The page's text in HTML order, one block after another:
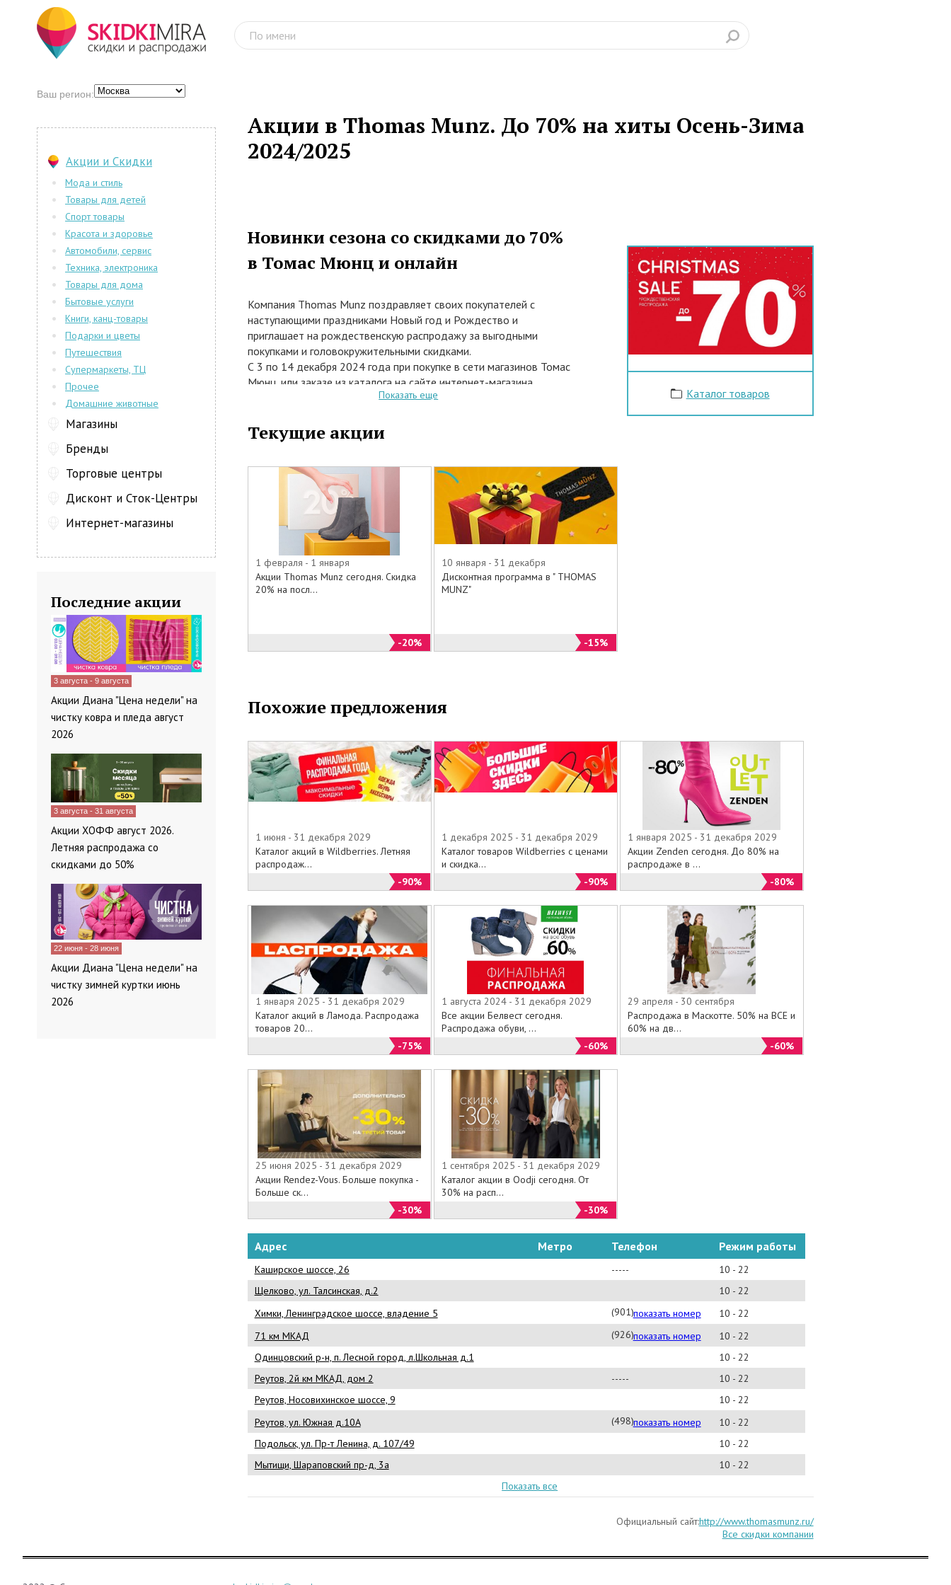
Акции в Thomas Munz. До 70% на хиты Осень-Зима
2024/2025
Каталог товаров
Новинки сезона со скидками до 70%
в Томас Мюнц и онлайн
Компания Thomas Munz поздравляет своих покупателей с
наступающими праздниками Новый год и Рождество и
приглашает на рождественскую распродажу за выгодными
покупками и головокружительными скидками.
С 3 по 14 декабря 2024 года при покупке в сети магазинов Томас
Мюнц, или заказе из каталога на сайте интернет-магазина
thomas-muenz.ru модных новинок мужской и женской
из новых коллекций сезонов Осень-Зима 2024 и 2025 года
предоставляются скидки до 70%.
• Сапоги
• Туфли
• Кроссовки и кеды
• Полуботинки
• Угги
чем так долго мечтали по минимальным ценам.
Показать еще
Текущие акции
1 февраля - 1 января
Акции Thomas Munz сегодня. Скидка
20% на посл...
-20%
10 января - 31 декабря
Дисконтная программа в " THOMAS
MUNZ"
-15%
Похожие предложения
1 июня - 31 декабря 2029
Каталог акций в Wildberries. Летняя
распродаж...
-90%
1 декабря 2025 - 31 декабря 2029
Каталог товаров Wildberries с ценами
и скидка...
-90%
1 января 2025 - 31 декабря 2029
Акции Zenden сегодня. До 80% на
распродаже в ...
-80%
1 января 2025 - 31 декабря 2029
Каталог акций в Ламода. Распродажа
товаров 20...
-75%
1 августа 2024 - 31 декабря 2029
Все акции Белвест сегодня.
Распродажа обуви, ...
-60%
29 апреля - 30 сентября
Распродажа в Маскотте. 50% на ВСЕ и
60% на дв...
-60%
25 июня 2025 - 31 декабря 2029
Акции Rendez-Vous. Больше покупка -
Больше ск...
-30%
1 сентября 2025 - 31 декабря 2029
Каталог акции в Oodji сегодня. От
30% на расп...
-30%
Адрес Метро Телефон Режим работы
Каширское шоссе, 26 -----
10 - 22
Щелково, ул. Талсинская, д.2
10 - 22
Химки, Ленинградское шоссе, владение 5
(901) 522-62-33
показать номер
10 - 22
71 км МКАД
(926) 525-51-33
показать номер
10 - 22
Одинцовский р-н, п. Лесной город, л.Школьная д.1
10 - 22
Реутов, 2й км МКАД, дом 2
-----
10 - 22
Реутов, Носовихинское шоссе, 9
10 - 22
Реутов, ул. Южная д.10А
(498) 661-95-01
показать номер
10 - 22
Подольск, ул. Пр-т Ленина, д. 107/49
10 - 22
Мытищи, Шараповский пр-д, 3а
10 - 22
Показать все
Официальный сайт:http://www.thomasmunz.ru/
Все скидки компании
Ваш регион:
Акции и Скидки
Мода и стиль
Товары для детей
Спорт товары
Красота и здоровье
Автомобили, сервис
Техника, электроника
Товары для дома
Бытовые услуги
Книги, канц-товары
Подарки и цветы
Путешествия
Супермаркеты, ТЦ
Прочее
Домашние животные
Магазины
Бренды
Торговые центры
Дисконт и Сток-Центры
Интернет-магазины
Последние акции
3 августа - 9 августа
Акции Диана "Цена недели" на
чистку ковра и пледа август
2026
3 августа - 31 августа
Акции ХОФФ август 2026.
Летняя распродажа со
скидками до 50%
22 июня - 28 июня
Акции Диана "Цена недели" на
чистку зимней куртки июнь
2026